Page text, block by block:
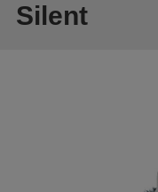
Silent